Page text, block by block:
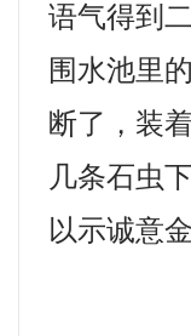
语气得到
围水池里
断了，装
几条石虫
以示诚意